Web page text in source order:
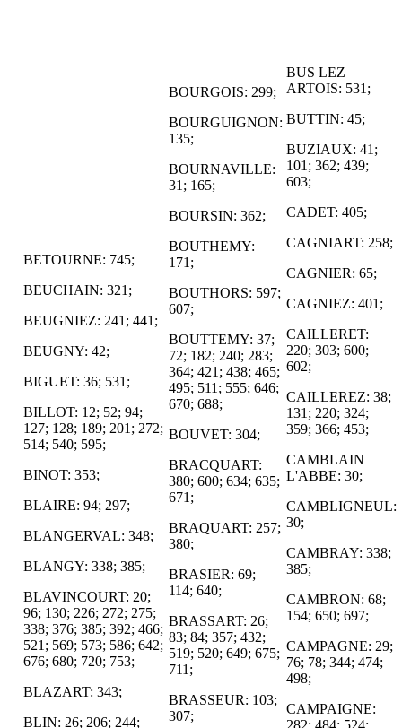
BETOURNE: 745;
BEUCHAIN: 321;
BEUGNIEZ: 241; 441;
BEUGNY: 42;
BIGUET: 36; 531;
BILLOT: 12; 52; 94;
127; 128; 189; 201; 272;
514; 540; 595;
BINOT: 353;
BLAIRE: 94; 297;
BLANGERVAL: 348;
BLANGY: 338; 385;
BLAVINCOURT: 20;
96; 130; 226; 272; 275;
338; 376; 385; 392; 466;
521; 569; 573; 586; 642;
676; 680; 720; 753;
BLAZART: 343;
BLIN: 26; 206; 244;
BOURGOIS: 299;
BOURGUIGNON:
135;
BOURNAVILLE:
31; 165;
BOURSIN: 362;
BOUTHEMY:
171;
BOUTHORS: 597;
607;
BOUTTEMY: 37;
72; 182; 240; 283;
364; 421; 438; 465;
495; 511; 555; 646;
670; 688;
BOUVET: 304;
BRACQUART:
380; 600; 634; 635;
671;
BRAQUART: 257;
380;
BRASIER: 69;
114; 640;
BRASSART: 26;
83; 84; 357; 432;
519; 520; 649; 675;
711;
BRASSEUR: 103;
307;
BUS LEZ
ARTOIS: 531;
BUTTIN: 45;
BUZIAUX: 41;
101; 362; 439;
603;
CADET: 405;
CAGNIART: 258;
CAGNIER: 65;
CAGNIEZ: 401;
CAILLERET:
220; 303; 600;
602;
CAILLEREZ: 38;
131; 220; 324;
359; 366; 453;
CAMBLAIN
L'ABBE: 30;
CAMBLIGNEUL:
30;
CAMBRAY: 338;
385;
CAMBRON: 68;
154; 650; 697;
CAMPAGNE: 29;
76; 78; 344; 474;
498;
CAMPAIGNE:
282; 484; 524;